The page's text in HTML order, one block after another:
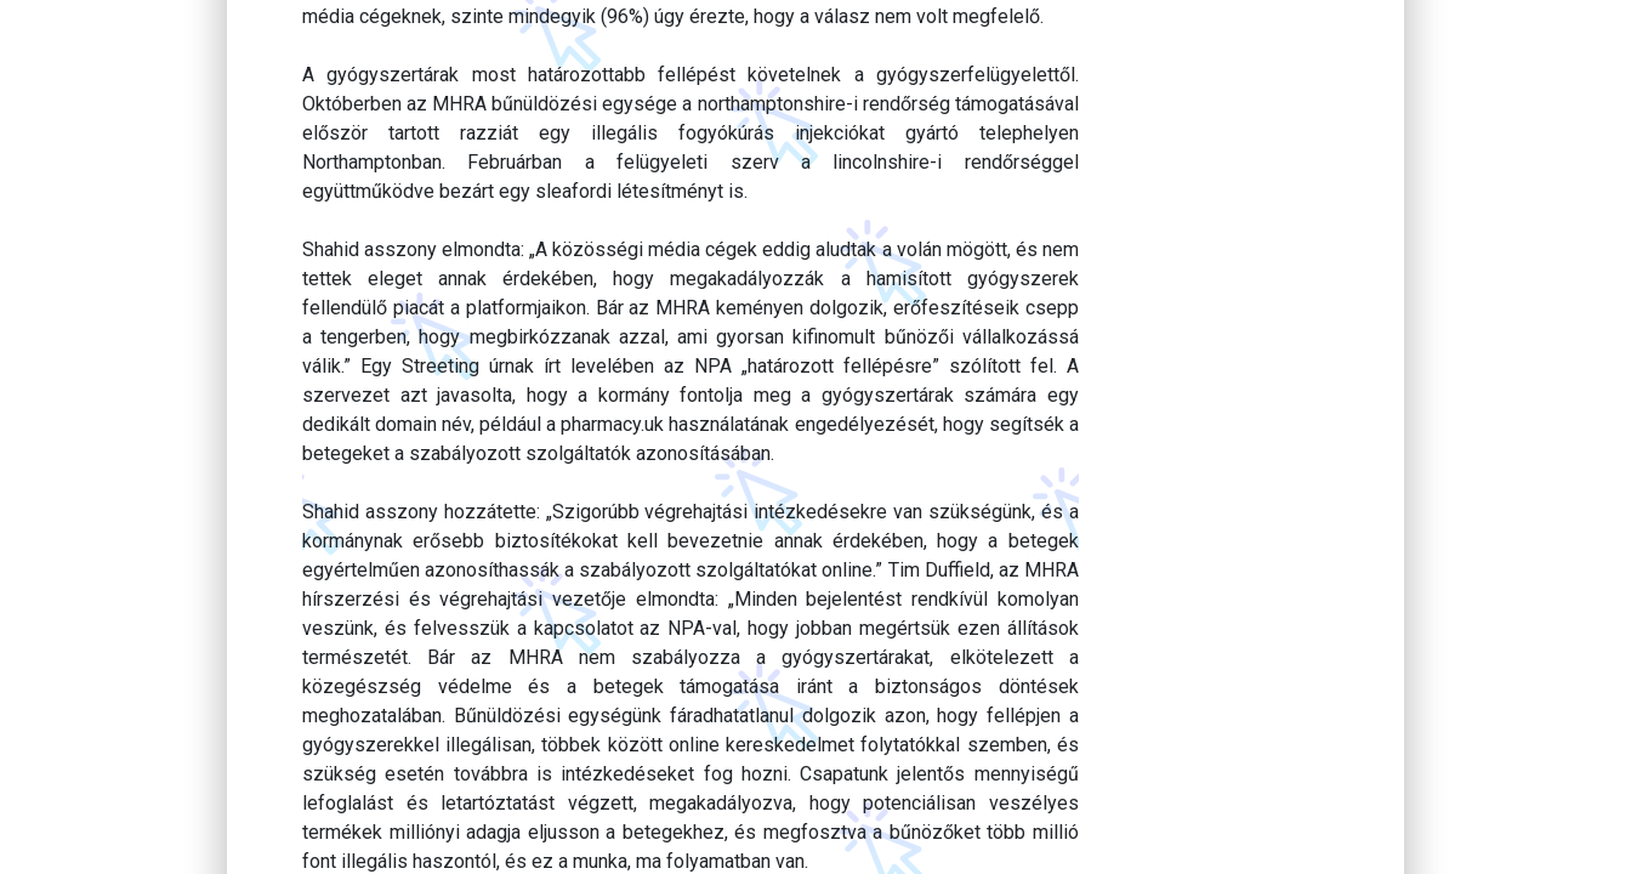
média cégeknek, szinte mindegyik (96%) úgy érezte, hogy a válasz nem volt megfelelő.
A gyógyszertárak most határozottabb fellépést követelnek a gyógyszerfelügyelettől.
Októberben az MHRA bűnüldözési egysége a northamptonshire-i rendőrség támogatásával
először tartott razziát egy illegális fogyókúrás injekciókat gyártó telephelyen
Northamptonban. Februárban a felügyeleti szerv a lincolnshire-i rendőrséggel
együttműködve bezárt egy sleafordi létesítményt is.
Shahid asszony elmondta: „A közösségi média cégek eddig aludtak a volán mögött, és nem
tettek eleget annak érdekében, hogy megakadályozzák a hamisított gyógyszerek
fellendülő piacát a platformjaikon. Bár az MHRA keményen dolgozik, erőfeszítéseik csepp
a tengerben, hogy megbirkózzanak azzal, ami gyorsan kifinomult bűnözői vállalkozássá
válik.” Egy Streeting úrnak írt levelében az NPA „határozott fellépésre” szólított fel. A
szervezet azt javasolta, hogy a kormány fontolja meg a gyógyszertárak számára egy
dedikált domain név, például a pharmacy.uk használatának engedélyezését, hogy segítsék a
betegeket a szabályozott szolgáltatók azonosításában.
Shahid asszony hozzátette: „Szigorúbb végrehajtási intézkedésekre van szükségünk, és a
kormánynak erősebb biztosítékokat kell bevezetnie annak érdekében, hogy a betegek
egyértelműen azonosíthassák a szabályozott szolgáltatókat online.” Tim Duffield, az MHRA
hírszerzési és végrehajtási vezetője elmondta: „Minden bejelentést rendkívül komolyan
veszünk, és felvesszük a kapcsolatot az NPA-val, hogy jobban megértsük ezen állítások
természetét. Bár az MHRA nem szabályozza a gyógyszertárakat, elkötelezett a
közegészség védelme és a betegek támogatása iránt a biztonságos döntések
meghozatalában. Bűnüldözési egységünk fáradhatatlanul dolgozik azon, hogy fellépjen a
gyógyszerekkel illegálisan, többek között online kereskedelmet folytatókkal szemben, és
szükség esetén továbbra is intézkedéseket fog hozni. Csapatunk jelentős mennyiségű
lefoglalást és letartóztatást végzett, megakadályozva, hogy potenciálisan veszélyes
termékek milliónyi adagja eljusson a betegekhez, és megfosztva a bűnözőket több millió
font illegális haszontól, és ez a munka, ma folyamatban van.